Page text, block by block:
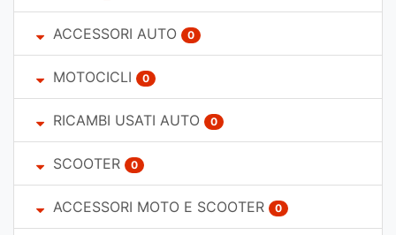
ACCESSORI AUTO 0
MOTOCICLI 0
RICAMBI USATI AUTO 0
SCOOTER 0
ACCESSORI MOTO E SCOOTER 0